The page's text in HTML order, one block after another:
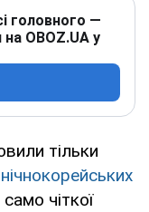
головного —
OBOZ.UA у
тільки
чіткої